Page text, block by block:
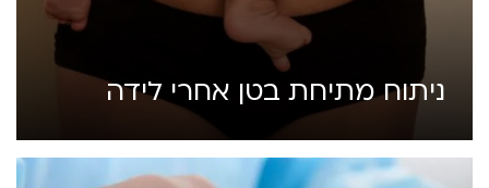
ניתוח מתיחת בטן אחרי לידה